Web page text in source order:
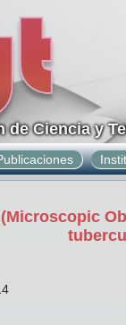
de Ciencia y